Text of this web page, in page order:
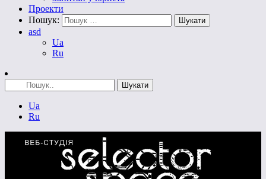
Проекти
Пошук:
asd
Ua
Ru
Ua
Ru